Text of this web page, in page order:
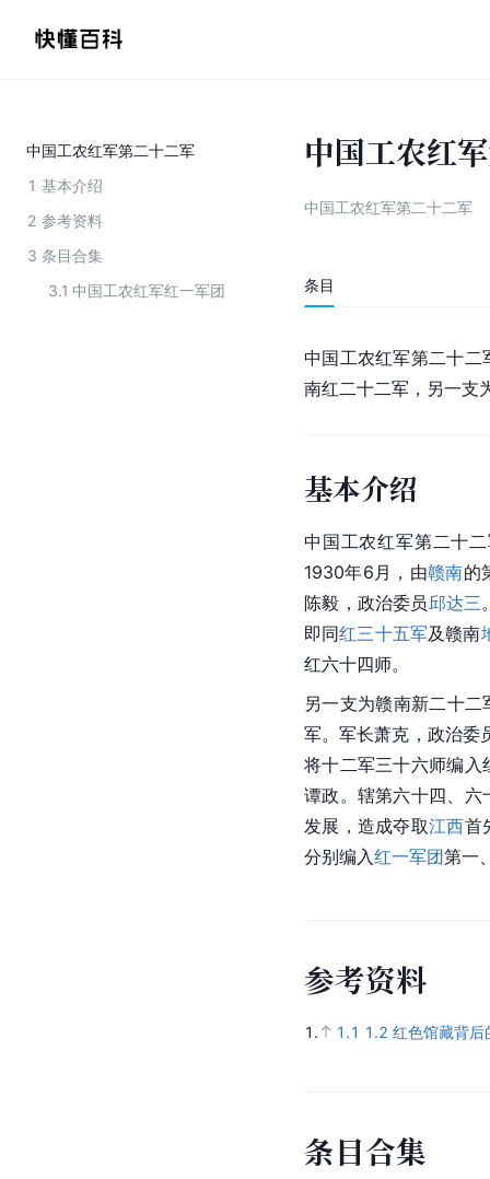
中国工农红军第二十二军
1 基本介绍
2 参考资料
3 条目合集
3.1 中国工农红军红一军团
中国工农红
中国工农红军第二十二军
条目
中国工农红军第二十
南红二十二军，另一支
基本介绍
中国工农红军第二十
1930年6月，由赣南的
陈毅 ，政治委员邱达三
即同红三十五军及赣南
红六十四师。
另一支为赣南新二十
军。军长萧克，政治委
将十二军三十六师编入
谭政 。辖第六十四、
发展，造成夺取江西首
分别编入红一军团第一
参考资料
1. 1.1 1.2 红色馆藏背后
条目合集